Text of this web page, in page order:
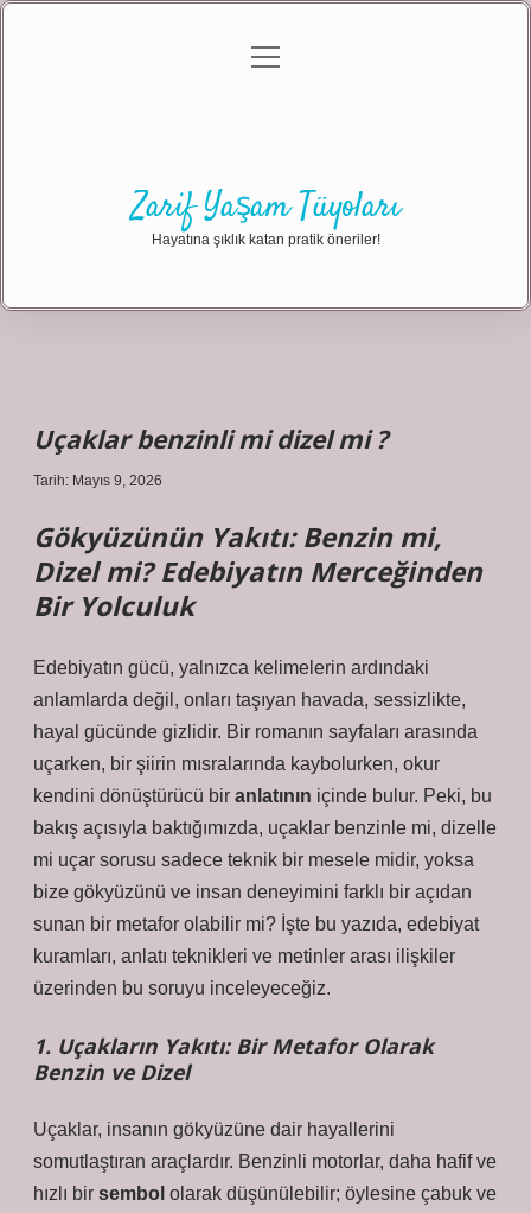
Gizlilik Politikası
menüyü
Zarif Yaşam Tüyoları
Hayatına şıklık katan pratik öneriler!
Uçaklar benzinli mi dizel mi ?
Tarih: Mayıs 9, 2026
Gökyüzünün Yakıtı: Benzin mi,
Dizel mi? Edebiyatın Merceğinden
Bir Yolculuk
Edebiyatın gücü, yalnızca kelimelerin ardındaki
anlamlarda değil, onları taşıyan havada, sessizlikte,
hayal gücünde gizlidir. Bir romanın sayfaları arasında
uçarken, bir şiirin mısralarında kaybolurken, okur
kendini dönüştürücü bir anlatının içinde bulur. Peki, bu
bakış açısıyla baktığımızda, uçaklar benzinle mi, dizelle
mi uçar sorusu sadece teknik bir mesele midir, yoksa
bize gökyüzünü ve insan deneyimini farklı bir açıdan
sunan bir metafor olabilir mi? İşte bu yazıda, edebiyat
kuramları, anlatı teknikleri ve metinler arası ilişkiler
üzerinden bu soruyu inceleyeceğiz.
1. Uçakların Yakıtı: Bir Metafor Olarak
Benzin ve Dizel
Uçaklar, insanın gökyüzüne dair hayallerini
somutlaştıran araçlardır. Benzinli motorlar, daha hafif ve
hızlı bir sembol olarak düşünülebilir; öylesine çabuk ve